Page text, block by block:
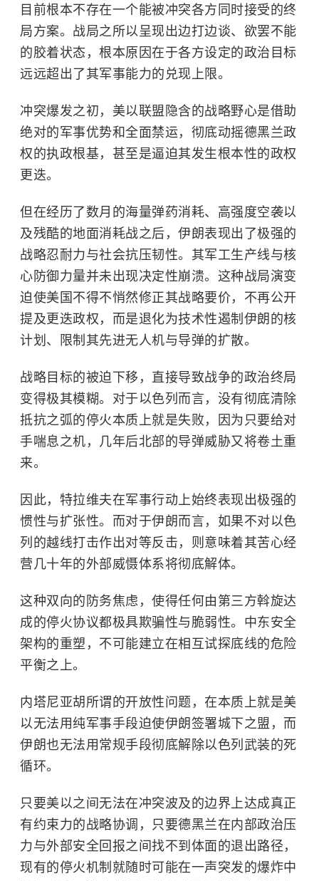
目前根本不存在一个能被冲突各方同时接受的终
局方案。战局之所以呈现出边打边谈、欲罢不能
的胶着状态，根本原因在于各方设定的政治目标
远远超出了其军事能力的兑现上限。
冲突爆发之初，美以联盟隐含的战略野心是借助
绝对的军事优势和全面禁运，彻底动摇德黑兰政
权的执政根基，甚至是逼迫其发生根本性的政权
更迭。
但在经历了数月的海量弹药消耗、高强度空袭以
及残酷的地面消耗战之后，伊朗表现出了极强的
战略忍耐力与社会抗压韧性。其军工生产线与核
心防御力量并未出现决定性崩溃。这种战局演变
迫使美国不得不悄然修正其战略要价，不再公开
提及更迭政权，而是退化为技术性遏制伊朗的核
计划、限制其先进无人机与导弹的扩散。
战略目标的被迫下移，直接导致战争的政治终局
变得极其模糊。对于以色列而言，没有彻底清除
抵抗之弧的停火本质上就是失败，因为只要给对
手喘息之机，几年后北部的导弹威胁又将卷土重
来。
因此，特拉维夫在军事行动上始终表现出极强的
惯性与扩张性。而对于伊朗而言，如果不对以色
列的越线打击作出对等反击，则意味着其苦心经
营几十年的外部威慑体系将彻底解体。
这种双向的防务焦虑，使得任何由第三方斡旋达
成的停火协议都极具欺骗性与脆弱性。中东安全
架构的重塑，不可能建立在相互试探底线的危险
平衡之上。
内塔尼亚胡所谓的开放性问题，在本质上就是美
以无法用纯军事手段迫使伊朗签署城下之盟，而
伊朗也无法用常规手段彻底解除以色列武装的死
循环。
只要美以之间无法在冲突波及的边界上达成真正
有约束力的战略协调，只要德黑兰在内部政治压
力与外部安全回报之间找不到体面的退出路径，
现有的停火机制就随时可能在一声突发的爆炸中